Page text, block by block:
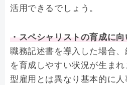
活用できるでしょう。
・スペシャリストの育成に
職務記述書を導入した場合
を育成しやすい状況が生ま
型雇用とは異なり基本的に